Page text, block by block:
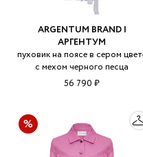
ARGENTUM BRAND |
АРГЕНТУМ
пуховик на поясе в сером
с мехом черного песца
56 790 ₽